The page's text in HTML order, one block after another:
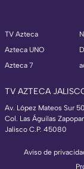
TV Azteca
Azteca UNO
Azteca 7
TV AZTECA
Av. López Mateos Sur
Col. Las Águilas
Jalisco C.P. 45080
Aviso de